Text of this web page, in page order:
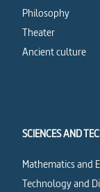
Philosophy
Theater
Ancient culture
SCIENCES AND
Mathematics and
Technology and